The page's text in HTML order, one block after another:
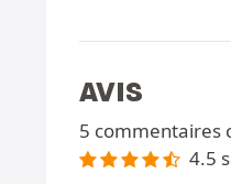
AVIS
5 commentaires
4.5